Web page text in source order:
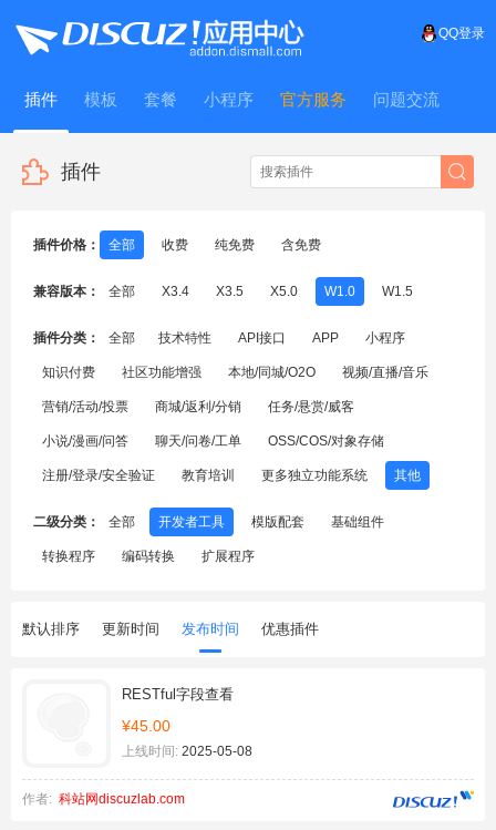
QQ登录
插件 模板 套餐 小程序 官方服务 问题交流
WitFrame
插件
插件价格： 全部 收费 纯免费 含免费
兼容版本： 全部 X3.4 X3.5 X5.0 W1.0 W1.5
插件分类： 全部 技术特性 API接口 APP 小程序
知识付费 社区功能增强 本地/同城/O2O 视频/直播/音乐
营销/活动/投票 商城/返利/分销 任务/悬赏/威客
小说/漫画/问答 聊天/问卷/工单 OSS/COS/对象存储
注册/登录/安全验证 教育培训 更多独立功能系统 其他
二级分类： 全部 开发者工具 模版配套 基础组件
转换程序 编码转换 扩展程序
默认排序 更新时间 发布时间 优惠插件
RESTful字段查看
¥45.00
上线时间: 2025-05-08
作者: 科站网discuzlab.com